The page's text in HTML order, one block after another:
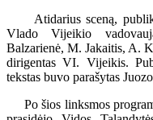
Atidarius sceną,
Vlado Vijeikio
Balzarienė, M. Jakaitis, A.
dirigentas VI. Vijeikis.
tekstas buvo parašytas
Po šios linksmos